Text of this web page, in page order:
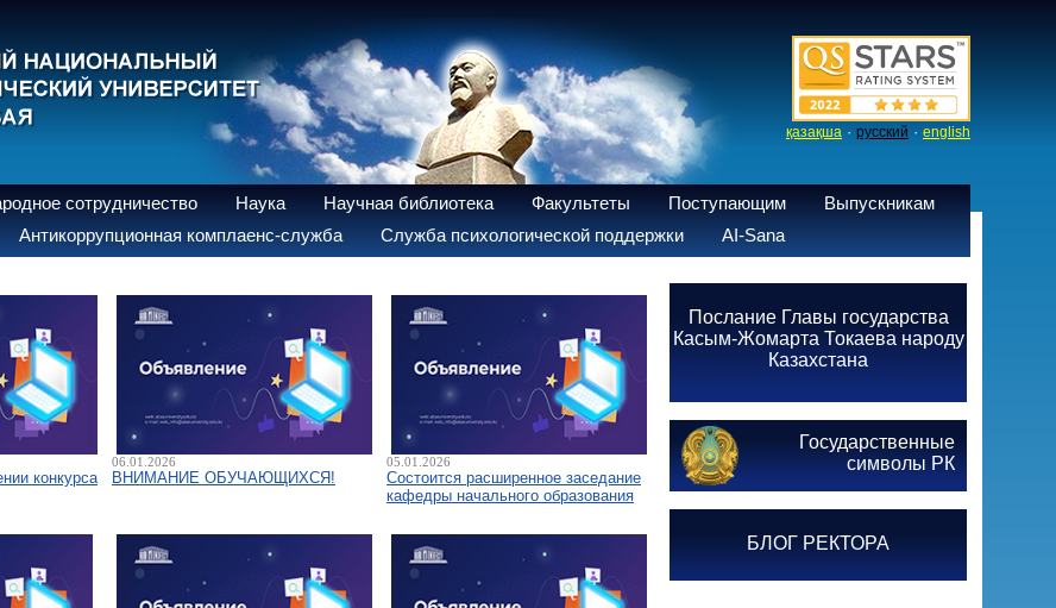
қазақша · русский · english
сотрудничество Наука Научная библиотека Факультеты Поступающим
Выпускникам
Антикоррупционная комплаенс-служба Служба психологической поддержки AI-Sana
конкурса
06.01.2026
ВНИМАНИЕ ОБУЧАЮЩИХСЯ!
05.01.2026
Состоится расширенное заседание
кафедры начального образования
Послание Главы государства
Касым-Жомарта Токаева народу
Казахстана
Государственные
символы РК
БЛОГ РЕКТОРА